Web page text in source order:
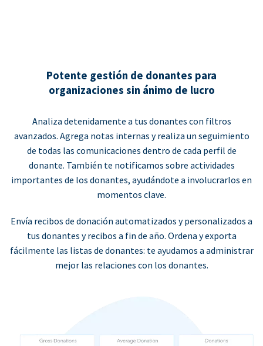
Potente gestión de donantes para
organizaciones sin ánimo de lucro
Analiza detenidamente a tus donantes con filtros
avanzados. Agrega notas internas y realiza un seguimiento
de todas las comunicaciones dentro de cada perfil de
donante. También te notificamos sobre actividades
importantes de los donantes, ayudándote a involucrarlos en
momentos clave.
Envía recibos de donación automatizados y personalizados a
tus donantes y recibos a fin de año. Ordena y exporta
fácilmente las listas de donantes: te ayudamos a administrar
mejor las relaciones con los donantes.